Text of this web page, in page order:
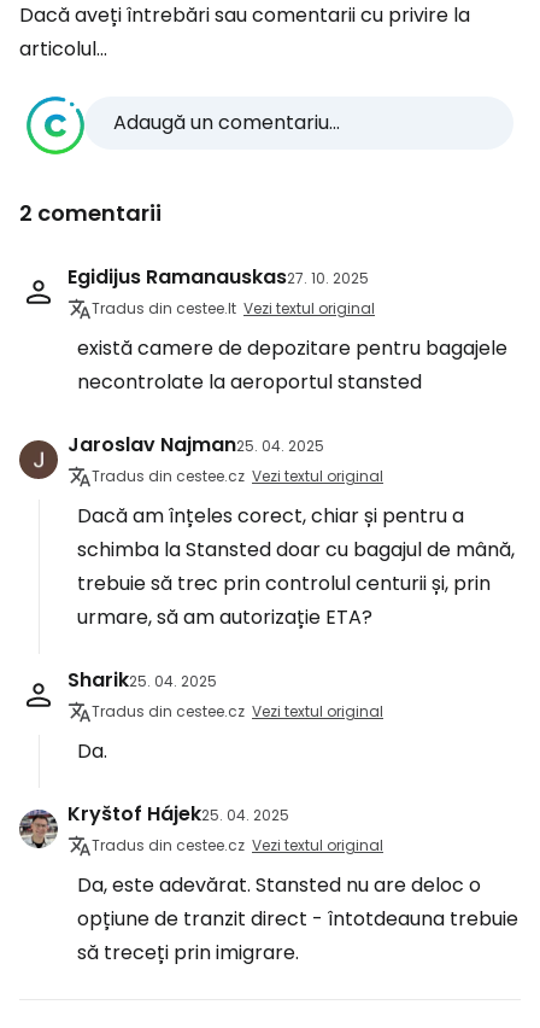
Dacă aveți întrebări sau comentarii cu privire la
articolul...
Adaugă un comentariu...
2 comentarii
Egidijus Ramanauskas27. 10. 2025
Tradus din cestee.lt Vezi textul original
există camere de depozitare pentru bagajele
necontrolate la aeroportul stansted
Jaroslav Najman25. 04. 2025
Tradus din cestee.cz Vezi textul original
Dacă am înțeles corect, chiar și pentru a
schimba la Stansted doar cu bagajul de mână,
trebuie să trec prin controlul centurii și, prin
urmare, să am autorizație ETA?
Sharik25. 04. 2025
Tradus din cestee.cz Vezi textul original
Da.
Kryštof Hájek25. 04. 2025
Tradus din cestee.cz Vezi textul original
Da, este adevărat. Stansted nu are deloc o
opțiune de tranzit direct - întotdeauna trebuie
să treceți prin imigrare.